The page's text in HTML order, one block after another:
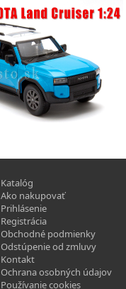
Katalóg
Ako nakupovať
Prihlásenie
Registrácia
Obchodné podmienky
Odstúpenie od zmluvy
Kontakt
Ochrana osobných údajov
Používanie cookies